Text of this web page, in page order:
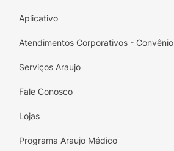
Aplicativo
Atendimentos Corporativos - Convênio
Serviços Araujo
Fale Conosco
Lojas
Programa Araujo Médico